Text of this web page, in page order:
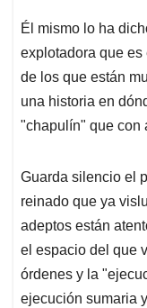
Él mismo lo ha
explotadora que es
de los que están
una historia en
"chapulín" que con
Guarda silencio el
reinado que ya
adeptos están
el espacio del que
órdenes y la
ejecución sumaria